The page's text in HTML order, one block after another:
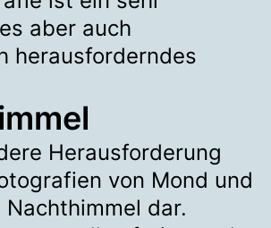
aber auch
herausforderndes
Herausforderung
von Mond und
Nachthimmel dar.